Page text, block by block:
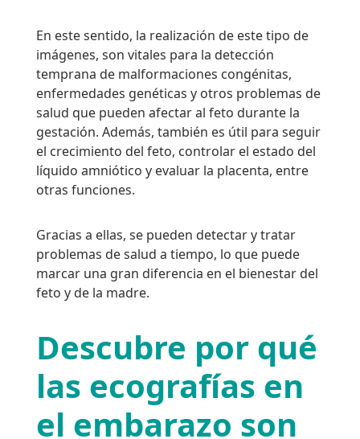
En este sentido, la realización de este tipo de
imágenes, son vitales para la detección
temprana de malformaciones congénitas,
enfermedades genéticas y otros problemas de
salud que pueden afectar al feto durante la
gestación. Además, también es útil para seguir
el crecimiento del feto, controlar el estado del
líquido amniótico y evaluar la placenta, entre
otras funciones.
Gracias a ellas, se pueden detectar y tratar
problemas de salud a tiempo, lo que puede
marcar una gran diferencia en el bienestar del
feto y de la madre.
Descubre por qué
las ecografías en
el embarazo son